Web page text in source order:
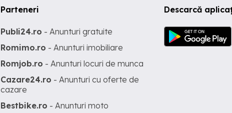
Descarcă
Parteneri
Publi24.ro - Anunturi gratuite
Romimo.ro - Anunturi imobiliare
Romjob.ro - Anunturi locuri de munca
Cazare24.ro - Anunturi cu oferte de
cazare
Bestbike.ro - Anunturi moto